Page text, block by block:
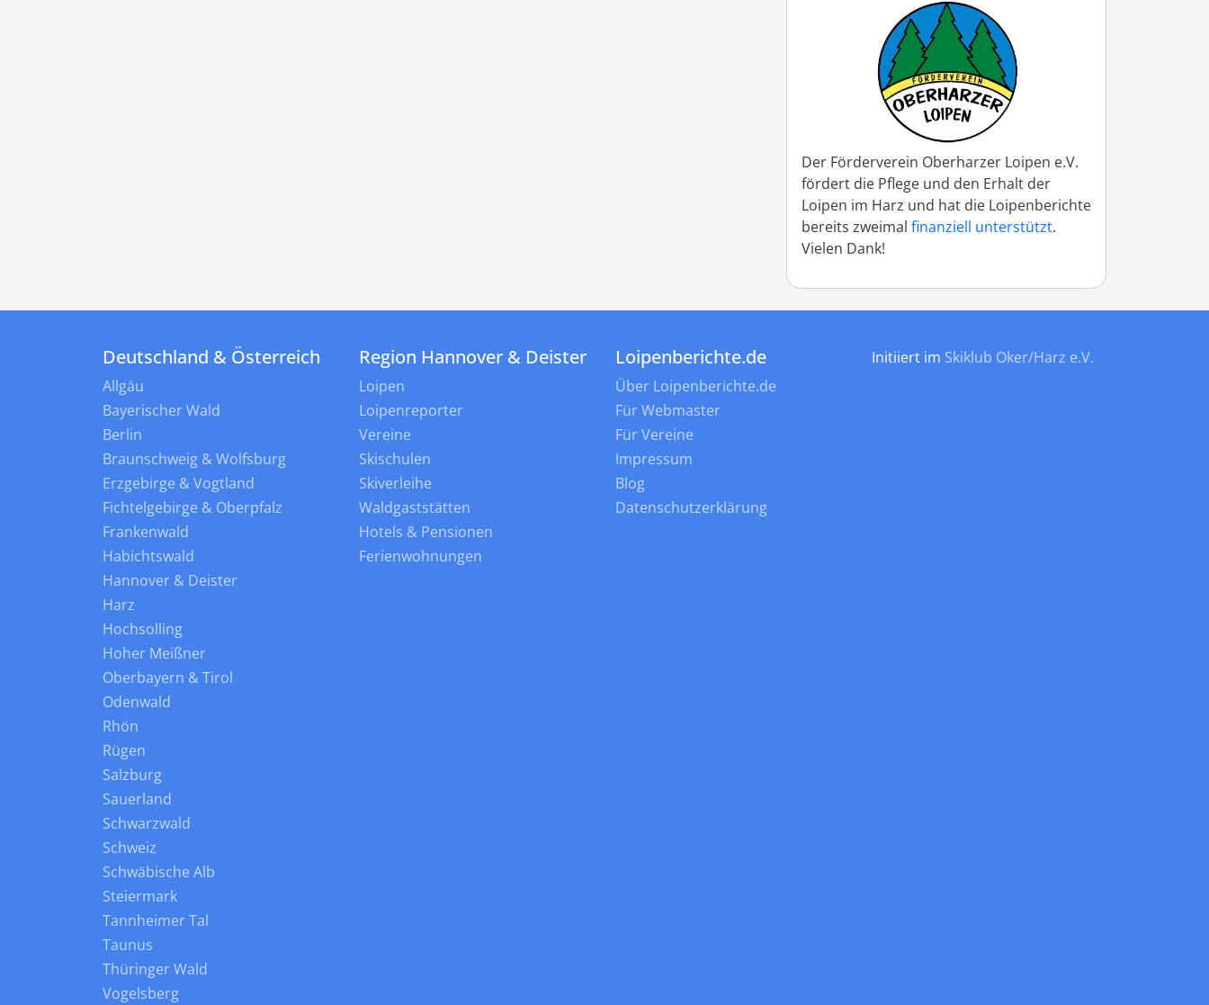
Der Förderverein Oberharzer Loipen e.V.
fördert die Pflege und den Erhalt der
Loipen im Harz und hat die Loipenberichte
bereits zweimal finanziell unterstützt.
Vielen Dank!
Deutschland & Österreich
Allgäu
Bayerischer Wald
Berlin
Braunschweig & Wolfsburg
Erzgebirge & Vogtland
Fichtelgebirge & Oberpfalz
Frankenwald
Habichtswald
Hannover & Deister
Harz
Hochsolling
Hoher Meißner
Oberbayern & Tirol
Odenwald
Rhön
Rügen
Salzburg
Sauerland
Schwarzwald
Schweiz
Schwäbische Alb
Steiermark
Tannheimer Tal
Taunus
Thüringer Wald
Vogelsberg
Region Hannover & Deister
Loipen
Loipenreporter
Vereine
Skischulen
Skiverleihe
Waldgaststätten
Hotels & Pensionen
Ferienwohnungen
Loipenberichte.de
Über Loipenberichte.de
Für Webmaster
Für Vereine
Impressum
Blog
Datenschutzerklärung
Initiiert im Skiklub Oker/Harz e.V.